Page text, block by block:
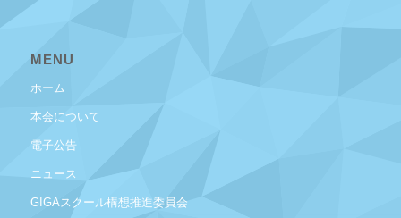
MENU
ホーム
本会について
電子公告
ニュース
GIGAスクール構想推進委員会